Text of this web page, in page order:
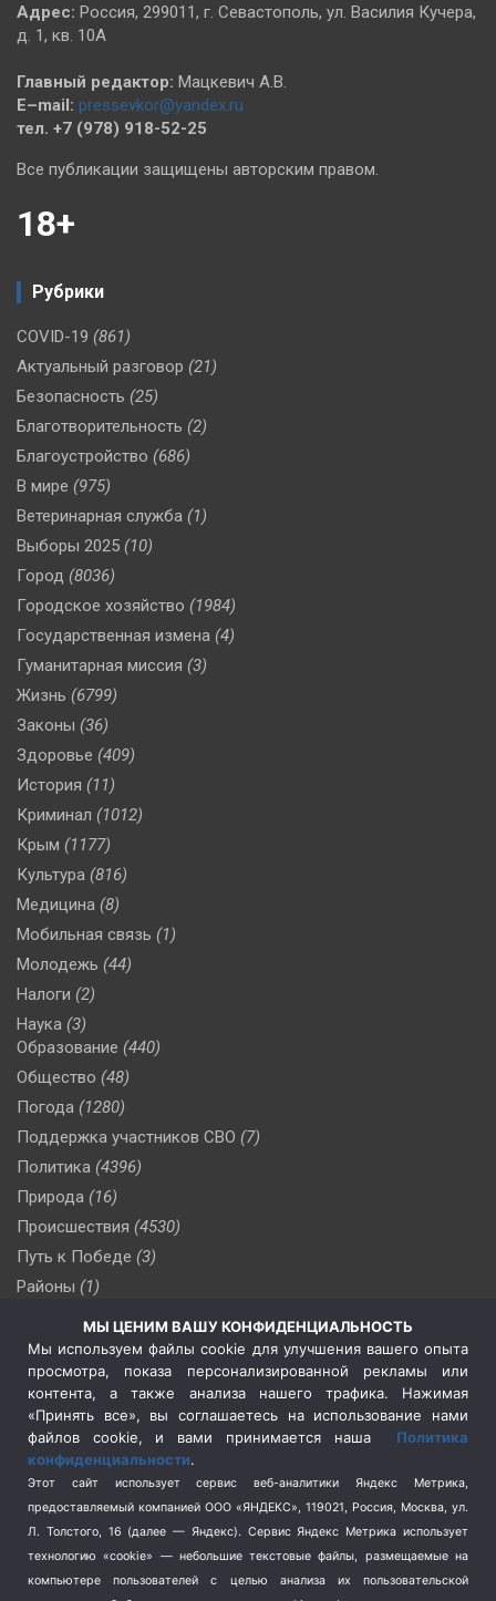
Адрес: Россия, 299011, г. Севастополь, ул. Василия Кучера,
д. 1, кв. 10А
Главный редактор: Мацкевич А.В.
E–mail: pressevkor@yandex.ru
тел. +7 (978) 918-52-25
Все публикации защищены авторским правом.
18+
Рубрики
COVID-19 (861)
Актуальный разговор (21)
Безопасность (25)
Благотворительность (2)
Благоустройство (686)
В мире (975)
Ветеринарная служба (1)
Выборы 2025 (10)
Город (8036)
Городское хозяйство (1984)
Государственная измена (4)
Гуманитарная миссия (3)
Жизнь (6799)
Законы (36)
Здоровье (409)
История (11)
Криминал (1012)
Крым (1177)
Культура (816)
Медицина (8)
Мобильная связь (1)
Молодежь (44)
Налоги (2)
Наука (3)
Образование (440)
Общество (48)
Погода (1280)
Поддержка участников СВО (7)
Политика (4396)
Природа (16)
Происшествия (4530)
Путь к Победе (3)
Районы (1)
(510)
Сельское хозяйство (3)
Социальная политика
(3)
Спецоперация в Украине
Спецоперация на Украине
(404)
Спорт (740)
Терроризм (1)
Транспорт (262)
Туризм (178)
МЫ ЦЕНИМ ВАШУ КОНФИДЕНЦИАЛЬНОСТЬ
Мы используем файлы cookie для улучшения вашего опыта
просмотра, показа персонализированной рекламы или
контента, а также анализа нашего трафика. Нажимая
«Принять все», вы соглашаетесь на использование нами
файлов cookie, и вами принимается наша Политика
конфиденциальности.
Этот сайт использует сервис веб-аналитики Яндекс Метрика,
предоставляемый компанией ООО «ЯНДЕКС», 119021, Россия, Москва, ул.
Л. Толстого, 16 (далее — Яндекс). Сервис Яндекс Метрика использует
технологию «cookie» — небольшие текстовые файлы, размещаемые на
компьютере пользователей с целью анализа их пользовательской